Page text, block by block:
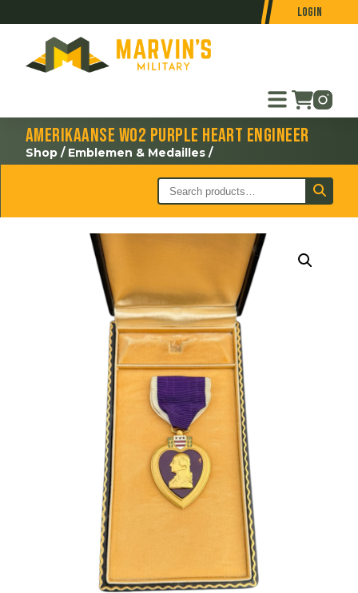
Login
Amerikaanse WO2 Purple Heart Engineer
Shop / Emblemen & Medailles /